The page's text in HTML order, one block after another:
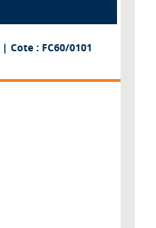
| Cote : FC60/0101